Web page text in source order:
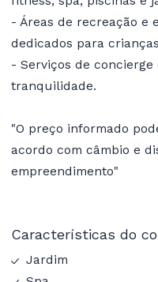
- Áreas de recreação e
dedicados para
- Serviços de
tranquilidade.
"O preço informado
acordo com câmbio e
empreendimento"
Características do
Jardim